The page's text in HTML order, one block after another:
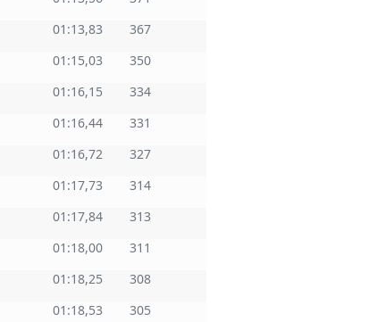
01:13,83 367
01:15,03 350
01:16,15 334
01:16,44 331
01:16,72 327
01:17,73 314
01:17,84 313
01:18,00 311
01:18,25 308
01:18,53 305